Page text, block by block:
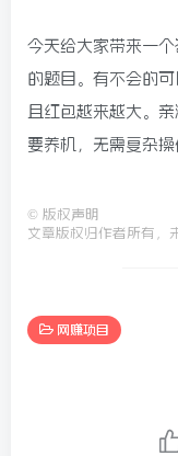
今天给大家带来一
的题目。有不会的
且红包越来越大。
要养机，无需复杂
© 版权声明
文章版权归作者所有，
网赚项目